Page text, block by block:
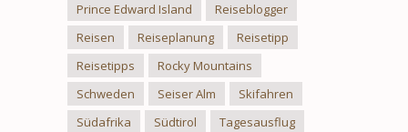
Prince Edward Island
Reiseblogger
Reisen
Reiseplanung
Reisetipp
Reisetipps
Rocky Mountains
Schweden
Seiser Alm
Skifahren
Südafrika
Südtirol
Tagesausflug